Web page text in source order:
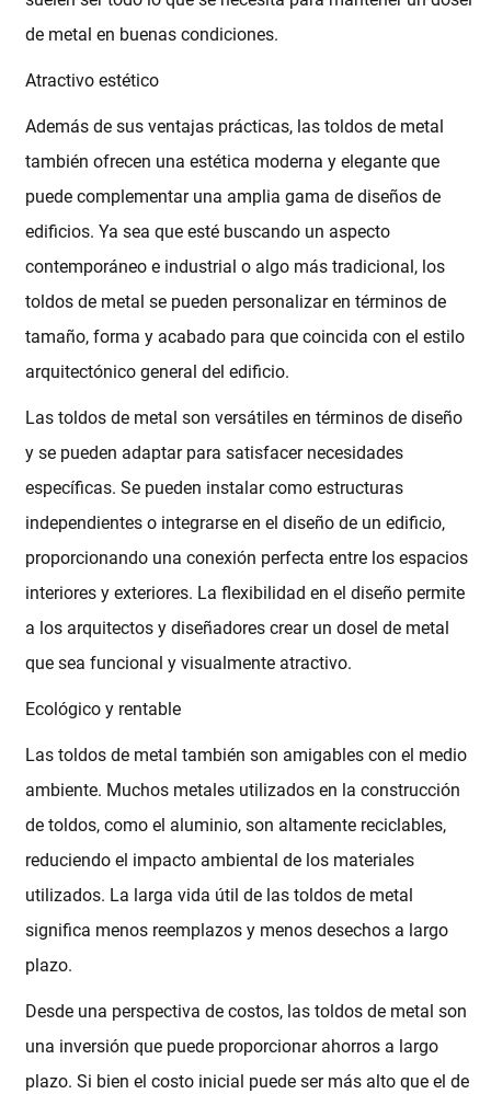
de metal en buenas condiciones.
Atractivo estético
Además de sus ventajas prácticas, las toldos de metal
también ofrecen una estética moderna y elegante que
puede complementar una amplia gama de diseños de
edificios. Ya sea que esté buscando un aspecto
contemporáneo e industrial o algo más tradicional, los
toldos de metal se pueden personalizar en términos de
tamaño, forma y acabado para que coincida con el estilo
arquitectónico general del edificio.
Las toldos de metal son versátiles en términos de diseño
y se pueden adaptar para satisfacer necesidades
específicas. Se pueden instalar como estructuras
independientes o integrarse en el diseño de un edificio,
proporcionando una conexión perfecta entre los espacios
interiores y exteriores. La flexibilidad en el diseño permite
a los arquitectos y diseñadores crear un dosel de metal
que sea funcional y visualmente atractivo.
Ecológico y rentable
Las toldos de metal también son amigables con el medio
ambiente. Muchos metales utilizados en la construcción
de toldos, como el aluminio, son altamente reciclables,
reduciendo el impacto ambiental de los materiales
utilizados. La larga vida útil de las toldos de metal
significa menos reemplazos y menos desechos a largo
plazo.
Desde una perspectiva de costos, las toldos de metal son
una inversión que puede proporcionar ahorros a largo
plazo. Si bien el costo inicial puede ser más alto que el de